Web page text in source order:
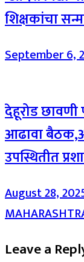
शिक्षकांचा
September 6,
देहूरोड छावणी
आढावा
उपस्थितीत
August 28,
Leave a